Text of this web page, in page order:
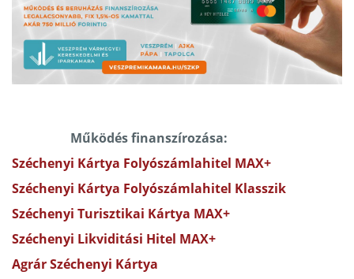
Működés finanszírozása:
Széchenyi Kártya Folyószámlahitel MAX+
Széchenyi Kártya Folyószámlahitel Klasszik
Széchenyi Turisztikai Kártya MAX+
Széchenyi Likviditási Hitel MAX+
Agrár Széchenyi Kártya